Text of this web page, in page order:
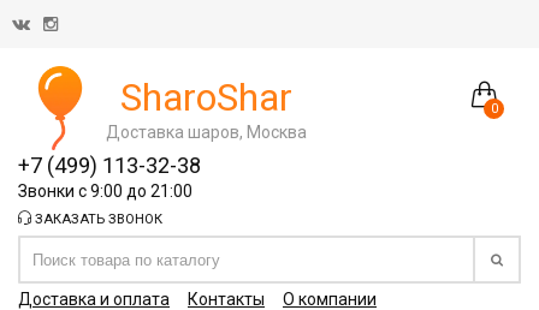
0
SharoShar
Доставка шаров, Москва
+7 (499) 113-32-38
Звонки с 9:00 до 21:00
ЗАКАЗАТЬ ЗВОНОК
Доставка и оплата Контакты О компании